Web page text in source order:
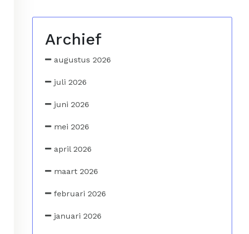
Archief
augustus 2026
juli 2026
juni 2026
mei 2026
april 2026
maart 2026
februari 2026
januari 2026